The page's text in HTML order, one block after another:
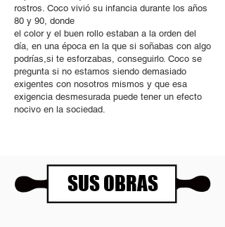
rostros. Coco vivió su infancia durante los años
80 y 90, donde
el color y el buen rollo estaban a la orden del
día, en una época en la que si soñabas con algo
podrías,si te esforzabas, conseguirlo. Coco se
pregunta si no estamos siendo demasiado
exigentes con nosotros mismos y que esa
exigencia desmesurada puede tener un efecto
nocivo en la sociedad.
SUS OBRAS